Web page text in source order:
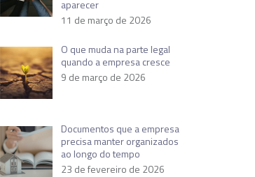
aparecer
11 de março de 2026
O que muda na parte legal
quando a empresa cresce
9 de março de 2026
Documentos que a empresa
precisa manter organizados
ao longo do tempo
23 de fevereiro de 2026